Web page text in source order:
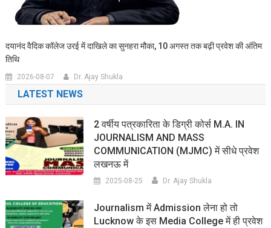
दयानंद वैदिक कॉलेज उरई में दाखिले का सुनहरा मौका, 10 अगस्त तक बढ़ी प्रवेश की अंतिम
तिथि
2026-08-07 Dr. Ajay Shukla
LATEST NEWS
2 वर्षीय पत्रकारिता के डिग्री कोर्स M.A. IN
JOURNALISM AND MASS
COMMUNICATION (MJMC) में सीधे प्रवेश
लखनऊ में
2025-08-25 Dr. Ajay Shukla
Journalism में Admission लेना हो तो
Lucknow के इस Media College में ही प्रवेश